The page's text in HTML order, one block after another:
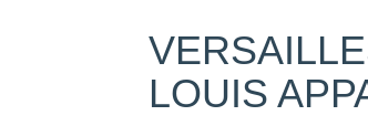
LOUIS